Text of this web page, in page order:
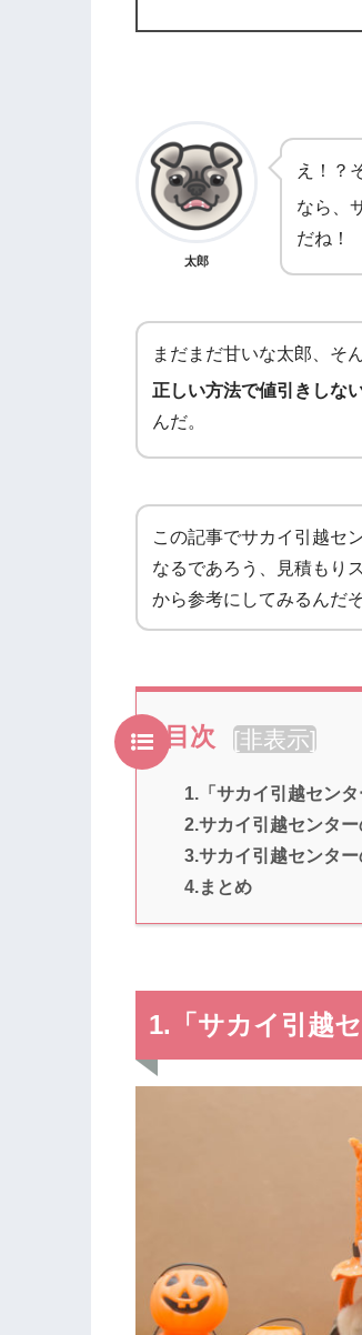
太郎
え！？
なら、
だね！
まだまだ甘いな太郎、そ
正しい方法で値引きしな
んだ。
この記事でサカイ引越セ
なるであろう、見積もり
から参考にしてみるんだぞ
目次 [非表示]
1.「サカイ引越セン
2.サカイ引越センタ
3.サカイ引越センタ
4.まとめ
1.「サカイ引越